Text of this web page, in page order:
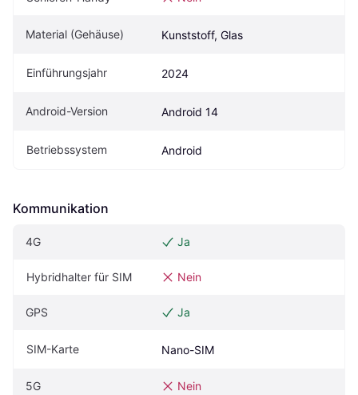
Material (Gehäuse) Kunststoff, Glas
Einführungsjahr 2024
Android-Version Android 14
Betriebssystem Android
Kommunikation
4G Ja
Hybridhalter für SIM Nein
GPS Ja
SIM-Karte Nano-SIM
5G Nein